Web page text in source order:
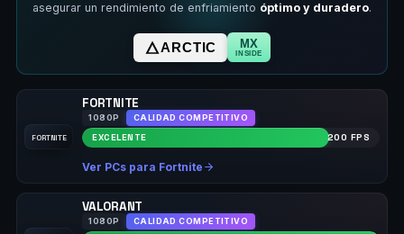
asegurar un rendimiento de enfriamiento óptimo y duradero.
ARCTIC MX
INSIDE
FORTNITE
FORTNITE
1080P CALIDAD COMPETITIVO
EXCELENTE 200 FPS
Ver PCs para Fortnite
VALORANT
1080P CALIDAD COMPETITIVO